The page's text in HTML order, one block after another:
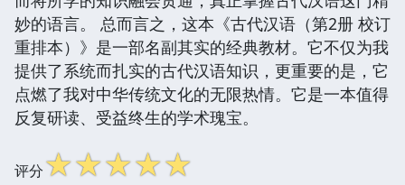
妙的语言。 总而言之，这本《古代汉语（第2册 校订
重排本）》是一部名副其实的经典教材。它不仅为我
提供了系统而扎实的古代汉语知识，更重要的是，它
点燃了我对中华传统文化的无限热情。它是一本值得
反复研读、受益终生的学术瑰宝。
评分☆☆☆☆☆